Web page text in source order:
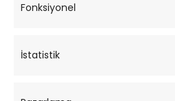
Fonksiyonel
İstatistik
Sipariş Takibi